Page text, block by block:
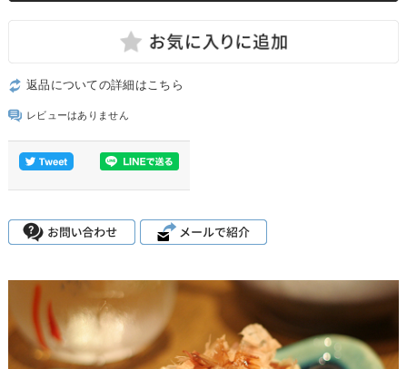
返品についての詳細はこちら
レビューはありません